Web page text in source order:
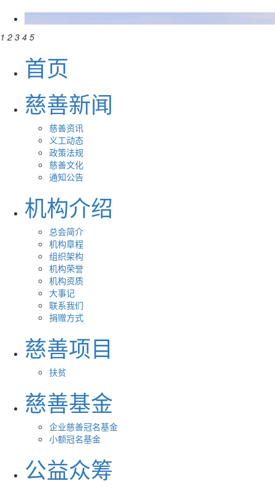
1 2 3 4 5
首页
慈善新闻
慈善资讯
义工动态
政策法规
慈善文化
通知公告
机构介绍
总会简介
机构章程
组织架构
机构荣誉
机构资质
大事记
联系我们
捐赠方式
慈善项目
扶贫
慈善基金
企业慈善冠名基金
小额冠名基金
公益众筹